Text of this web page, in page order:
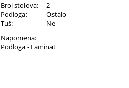
Broj stolova:
2
Podloga:
Ostalo
Tuš:
Ne
Napomena:
Podloga - Laminat